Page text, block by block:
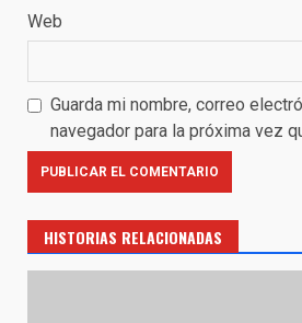
Web
Guarda mi nombre, correo
navegador para la próxima vez
HISTORIAS RELACIONADAS